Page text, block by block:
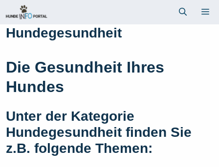
Inhalt
springen
Hundegesundheit
Die Gesundheit Ihres
Hundes
Unter der Kategorie
Hundegesundheit finden Sie
z.B. folgende Themen: